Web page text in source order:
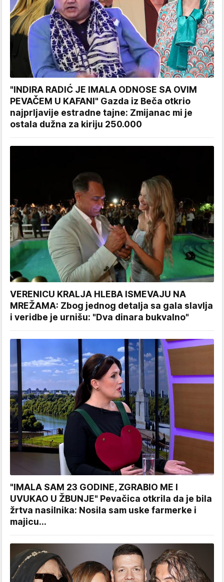
"INDIRA RADIĆ JE IMALA ODNOSE SA OVIM
PEVAČEM U KAFANI" Gazda iz Beča otkrio
najprljavije estradne tajne: Zmijanac mi je
ostala dužna za kiriju 250.000
VERENICU KRALJA HLEBA ISMEVAJU NA
MREŽAMA: Zbog jednog detalja sa gala slavlja
i veridbe je urnišu: "Dva dinara bukvalno"
"IMALA SAM 23 GODINE, ZGRABIO ME I
UVUKAO U ŽBUNJE" Pevačica otkrila da je bila
žrtva nasilnika: Nosila sam uske farmerke i
majicu...